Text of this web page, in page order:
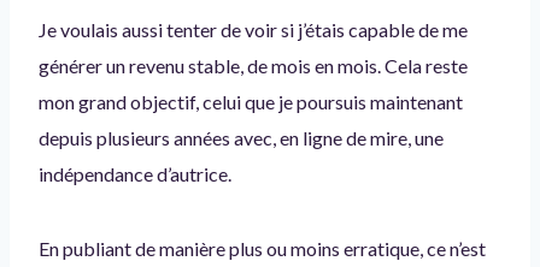
Je voulais aussi tenter de voir si j’étais capable de me
générer un revenu stable, de mois en mois. Cela reste
mon grand objectif, celui que je poursuis maintenant
depuis plusieurs années avec, en ligne de mire, une
indépendance d’autrice.
En publiant de manière plus ou moins erratique, ce n’est